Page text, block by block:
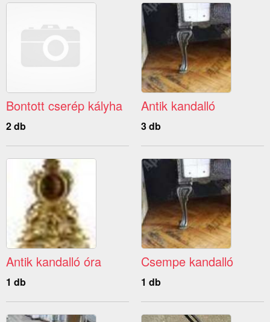
Bontott cserép kályha
2 db
Antik kandalló
3 db
Antik kandalló óra
1 db
Csempe kandalló
1 db